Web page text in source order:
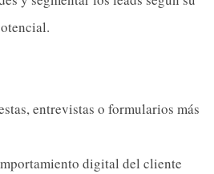
entrevistas o formularios más
digital del cliente